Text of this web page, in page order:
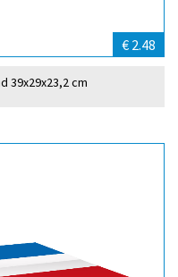
€ 2.48
39x29x23,2 cm